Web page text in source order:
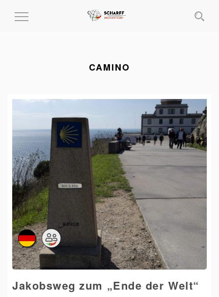
MENÜ
CAMINO
Jakobsweg zum „Ende der Welt“